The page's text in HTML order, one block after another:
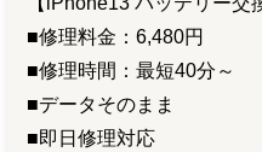
■修理料金：6,480円
■修理時間：最短40分～
■データそのまま
■即日修理対応